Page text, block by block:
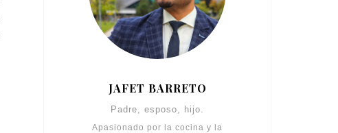
JAFET BARRETO
Padre, esposo, hijo.
Apasionado por la cocina y la